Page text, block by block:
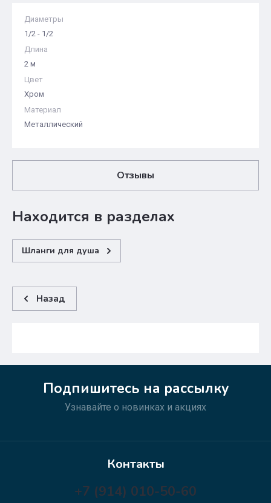
Диаметры
1/2 - 1/2
Длина
2 м
Цвет
Хром
Материал
Металлический
Отзывы
Находится в разделах
Шланги для душа
Назад
Подпишитесь на рассылку
Узнавайте о новинках и акциях
Контакты
+7 (914) 010-50-60